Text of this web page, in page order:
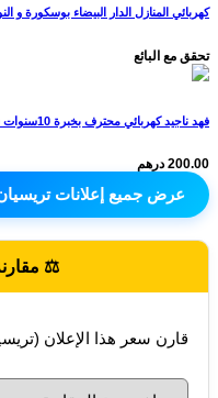
كهربائي المنازل الدار البيضاء بوسكورة و
تحقق مع البائع
فهد ناجيد كهربائي محترف بخبرة 10سنوات في مكناس
200.00 درهم
عرض جميع إعلانات
⚖️
قارن سعر هذا الإعلان